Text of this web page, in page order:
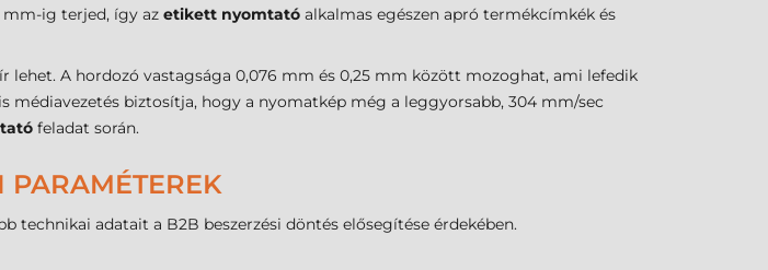
mm-ig terjed, így az etikett nyomtató alkalmas egészen apró termékcímkék és
A hordozó vastagsága 0,076 mm és 0,25 mm között mozoghat, ami lefedik
médiavezetés biztosítja, hogy a nyomatkép még a leggyorsabb, 304 mm/sec
feladat során.
PARAMÉTEREK
technikai adatait a B2B beszerzési döntés elősegítése érdekében.